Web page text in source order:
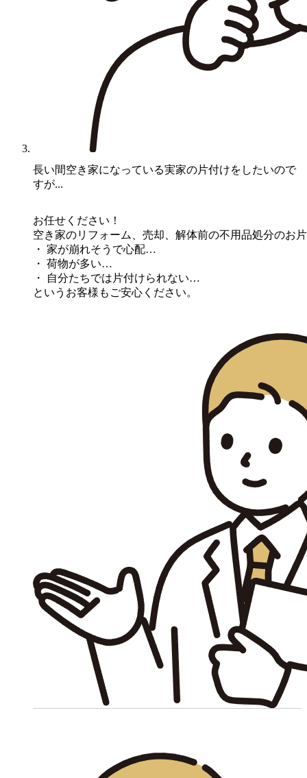
長い間空き家になっている実家の片付けをしたいので
すが...
お任せください！
空き家のリフォーム、売却、解体前の不用品処分のお
・ 家が崩れそうで心配…
・ 荷物が多い…
・ 自分たちでは片付けられない…
というお客様もご安心ください。